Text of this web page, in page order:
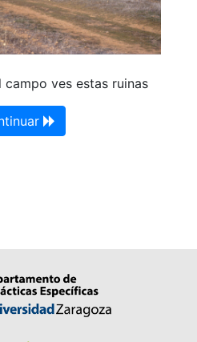
campo ves estas ruinas